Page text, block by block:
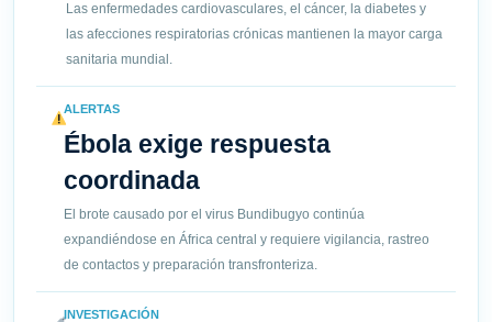
Las enfermedades cardiovasculares, el cáncer, la diabetes y
las afecciones respiratorias crónicas mantienen la mayor carga
sanitaria mundial.
ALERTAS
Ébola exige respuesta
coordinada
El brote causado por el virus Bundibugyo continúa
expandiéndose en África central y requiere vigilancia, rastreo
de contactos y preparación transfronteriza.
INVESTIGACIÓN